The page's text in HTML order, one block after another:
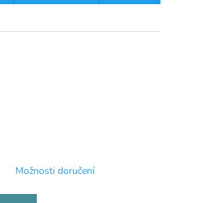
Možnosti doručení